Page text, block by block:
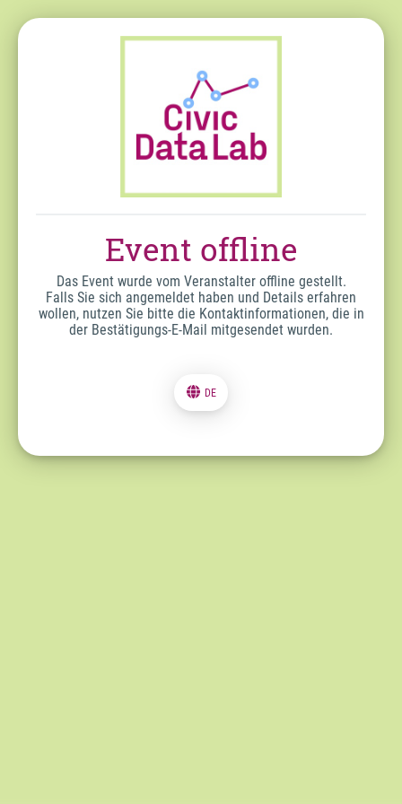
Event offline
Das Event wurde vom Veranstalter offline gestellt.
Falls Sie sich angemeldet haben und Details erfahren
wollen, nutzen Sie bitte die Kontaktinformationen, die in
der Bestätigungs-E-Mail mitgesendet wurden.
DE